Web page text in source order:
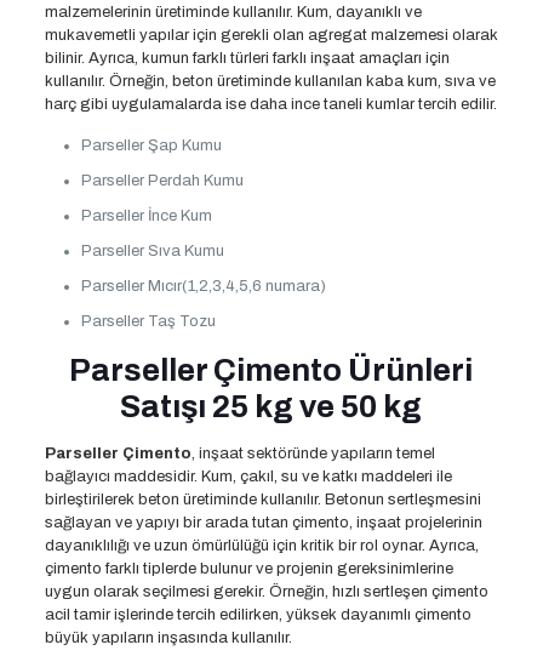
malzemelerinin üretiminde kullanılır. Kum, dayanıklı ve
mukavemetli yapılar için gerekli olan agregat malzemesi olarak
bilinir. Ayrıca, kumun farklı türleri farklı inşaat amaçları için
kullanılır. Örneğin, beton üretiminde kullanılan kaba kum, sıva ve
harç gibi uygulamalarda ise daha ince taneli kumlar tercih edilir.
Parseller Şap Kumu
Parseller Perdah Kumu
Parseller İnce Kum
Parseller Sıva Kumu
Parseller Mıcır(1,2,3,4,5,6 numara)
Parseller Taş Tozu
Parseller Çimento Ürünleri
Satışı 25 kg ve 50 kg
Parseller Çimento, inşaat sektöründe yapıların temel
bağlayıcı maddesidir. Kum, çakıl, su ve katkı maddeleri ile
birleştirilerek beton üretiminde kullanılır. Betonun sertleşmesini
sağlayan ve yapıyı bir arada tutan çimento, inşaat projelerinin
dayanıklılığı ve uzun ömürlülüğü için kritik bir rol oynar. Ayrıca,
çimento farklı tiplerde bulunur ve projenin gereksinimlerine
uygun olarak seçilmesi gerekir. Örneğin, hızlı sertleşen çimento
acil tamir işlerinde tercih edilirken, yüksek dayanımlı çimento
büyük yapıların inşasında kullanılır.